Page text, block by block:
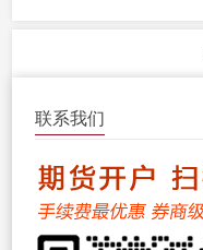
联系我们